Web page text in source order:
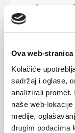
Ova web-
Kolačiće
sadržaj i oglase,
analizirali promet.
naše web-
medije,
drugim podacima
Villa Nika,
21216 Kaštel
Arias
Kaštel Stari is
musical
traditional...